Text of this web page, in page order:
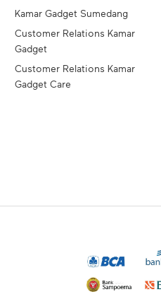
Kamar Gadget Sumedang
Customer Relations Kamar
Gadget
Customer Relations Kamar
Gadget Care